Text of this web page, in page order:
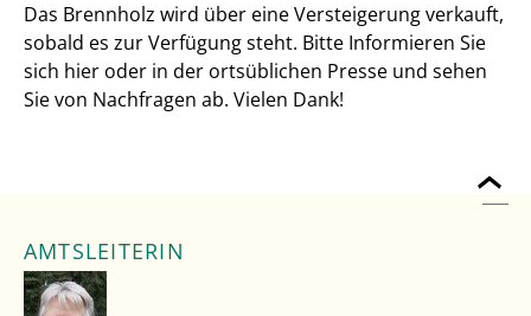
Das Brennholz wird über eine Versteigerung verkauft,
sobald es zur Verfügung steht. Bitte Informieren Sie
sich hier oder in der ortsüblichen Presse und sehen
Sie von Nachfragen ab. Vielen Dank!
AMTSLEITERIN